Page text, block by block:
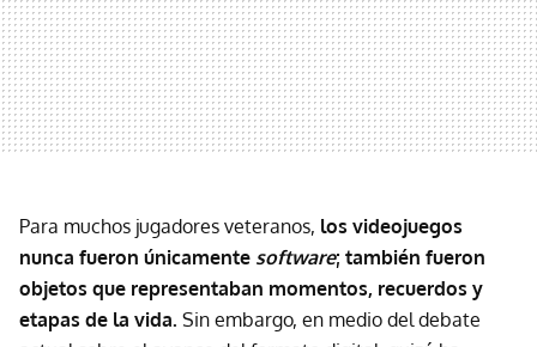
Para muchos jugadores veteranos, los videojuegos
nunca fueron únicamente software; también fueron
objetos que representaban momentos, recuerdos y
etapas de la vida. Sin embargo, en medio del debate